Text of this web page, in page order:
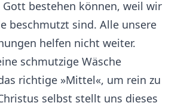
bestehen können, weil wir
beschmutzt sind. Alle unsere
helfen nicht weiter.
schmutzige Wäsche
richtige »Mittel«, um rein zu
selbst stellt uns dieses